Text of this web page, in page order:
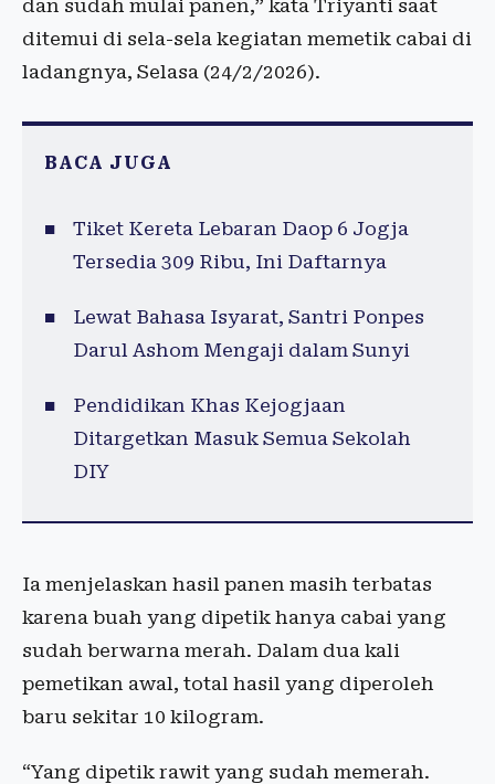
dan sudah mulai panen,” kata Triyanti saat
ditemui di sela-sela kegiatan memetik cabai di
ladangnya, Selasa (24/2/2026).
BACA JUGA
Tiket Kereta Lebaran Daop 6 Jogja
Tersedia 309 Ribu, Ini Daftarnya
Lewat Bahasa Isyarat, Santri Ponpes
Darul Ashom Mengaji dalam Sunyi
Pendidikan Khas Kejogjaan
Ditargetkan Masuk Semua Sekolah
DIY
Ia menjelaskan hasil panen masih terbatas
karena buah yang dipetik hanya cabai yang
sudah berwarna merah. Dalam dua kali
pemetikan awal, total hasil yang diperoleh
baru sekitar 10 kilogram.
“Yang dipetik rawit yang sudah memerah.